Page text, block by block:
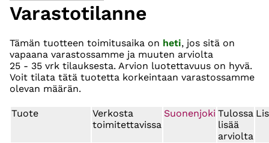
Varastotilanne
Tämän tuotteen toimitusaika on heti, jos sitä on
vapaana varastossamme ja muuten arviolta
25 - 35 vrk tilauksesta. Arvion luotettavuus on hyvä.
Voit tilata tätä tuotetta korkeintaan varastossamme
olevan määrän.
Tuote
Verkosta
toimitettavissa
Suonenjoki Tulossa
lisää
arviolta